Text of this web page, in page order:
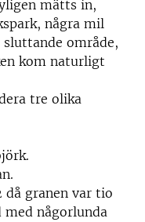
mätts in,
några mil
område,
kom naturligt
tre olika
då granen var tio
någorlunda